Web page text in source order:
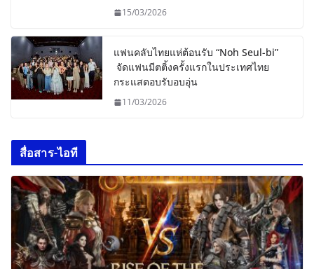
15/03/2026
แฟนคลับไทยแห่ต้อนรับ “Noh Seul-bi”
จัดแฟนมีตติ้งครั้งแรกในประเทศไทย
กระแสตอบรับอบอุ่น
11/03/2026
สื่อสาร-ไอที